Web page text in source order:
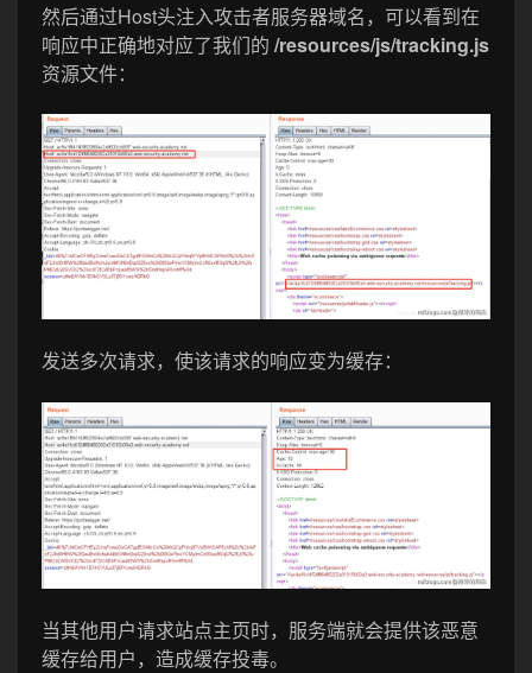
然后通过Host头注入攻击者服务器域名，可以看到在
响应中正确地对应了我们的 /resources/js/tracking.js
资源文件：
发送多次请求，使该请求的响应变为缓存：
当其他用户请求站点主页时，服务端就会提供该恶意
缓存给用户，造成缓存投毒。